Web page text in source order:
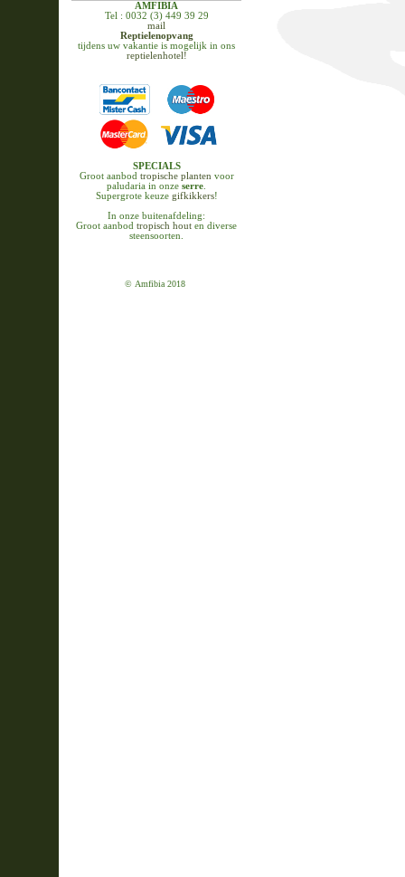
AMFIBIA
Tel : 0032 (3) 449 39 29
mail
Reptielenopvang
tijdens uw vakantie is mogelijk in ons
reptielenhotel!
SPECIALS
Groot aanbod tropische planten voor
paludaria in onze serre
Supergrote keuze gifkikkers!
In onze buitenafdeling:
Groot aanbod tropisch hout en diverse
steensoorten.
© Amfibia 2018